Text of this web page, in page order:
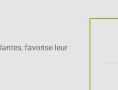
favorise leur